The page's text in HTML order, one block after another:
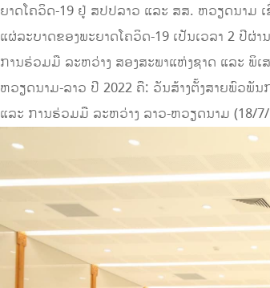
ຍາດໂຄວິດ-19 ຢູ່ ສປປລາວ ແລະ ສສ. ຫວຽດນາມ
ແຜ່ລະບາດຂອງພະຍາດໂຄວິດ-19 ເປັນເວລາ 2 ປີ
ການຮ່ວມມື ລະຫວ່າງ ສອງສະພາແຫ່ງຊາດ ແລະ ພິ
ຫວຽດນາມ-ລາວ ປີ 2022 ຄື: ວັນສ້າງຕັ້ງສາຍພົວພັ
ແລະ ການຮ່ວມມື ລະຫວ່າງ ລາວ-ຫວຽດນາມ (18/